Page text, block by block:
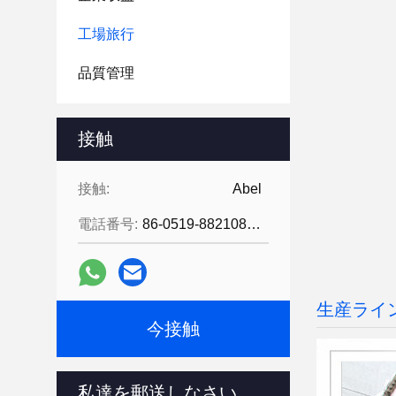
工場旅行
品質管理
接触
接触: Abel
電話番号: 86-0519-88210855
今接触
生産ライ